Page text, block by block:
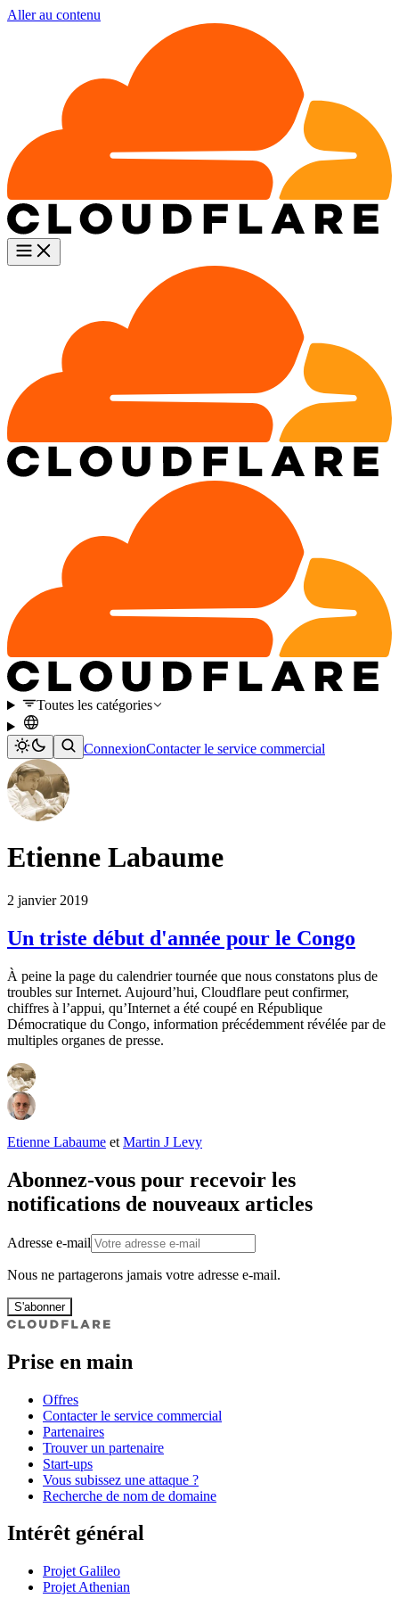
Aller au contenu
Toutes les catégories
ConnexionContacter le service commercial
Etienne Labaume
2 janvier 2019
Un triste début d'année pour le Congo
À peine la page du calendrier tournée que nous constatons plus de
troubles sur Internet. Aujourd’hui, Cloudflare peut confirmer,
chiffres à l’appui, qu’Internet a été coupé en République
Démocratique du Congo, information précédemment révélée par de
multiples organes de presse.
Etienne Labaume et Martin J Levy
Abonnez-vous pour recevoir les
notifications de nouveaux articles
Adresse e-mail
Nous ne partagerons jamais votre adresse e-mail.
S'abonner
Prise en main
Offres
Contacter le service commercial
Partenaires
Trouver un partenaire
Start-ups
Vous subissez une attaque ?
Recherche de nom de domaine
Intérêt général
Projet Galileo
Projet Athenian